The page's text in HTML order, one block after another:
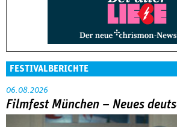
FESTIVALBERICHTE
06.08.2026
Filmfest München – Neues